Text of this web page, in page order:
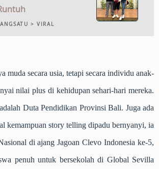
> VIRAL
muda secara usia, tetapi secara individu anak-
nilai plus di kehidupan sehari-hari mereka.
Duta Pendidikan Provinsi Bali. Juga ada
kemampuan story telling dipadu bernyanyi, ia
di ajang Jagoan Clevo Indonesia ke-5,
penuh untuk bersekolah di Global Sevilla